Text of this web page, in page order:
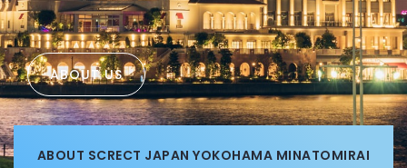
ABOUT US
ABOUT SCRECT JAPAN YOKOHAMA MINATOMIRAI